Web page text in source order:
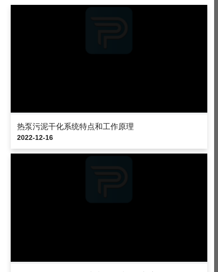
热泵污泥干化系统特点和工作原理
2022-12-16